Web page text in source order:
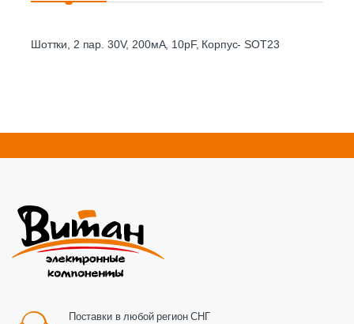
Шоттки, 2 пар. 30V, 200мА, 10pF, Корпус- SOT23
Поставки в любой регион СНГ